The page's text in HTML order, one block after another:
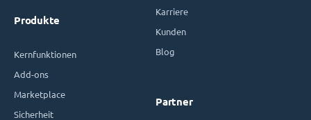
Produkte
Kernfunktionen
Add-ons
Marketplace
Sicherheit
Karriere
Kunden
Blog
Partner